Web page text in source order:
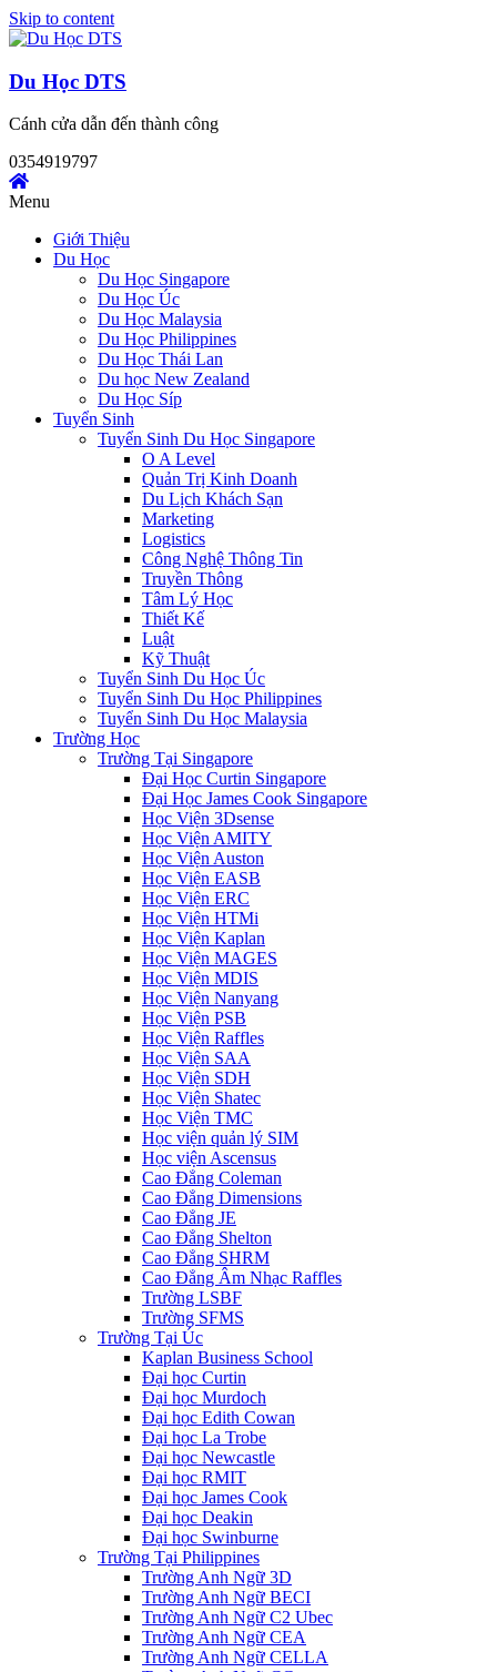
Skip to content
Du Học DTS
Cánh cửa dẫn đến thành công
0354919797
Menu
Giới Thiệu
Du Học
Du Học Singapore
Du Học Úc
Du Học Malaysia
Du Học Philippines
Du Học Thái Lan
Du học New Zealand
Du Học Síp
Tuyển Sinh
Tuyển Sinh Du Học Singapore
O A Level
Quản Trị Kinh Doanh
Du Lịch Khách Sạn
Marketing
Logistics
Công Nghệ Thông Tin
Truyền Thông
Tâm Lý Học
Thiết Kế
Luật
Kỹ Thuật
Tuyển Sinh Du Học Úc
Tuyển Sinh Du Học Philippines
Tuyển Sinh Du Học Malaysia
Trường Học
Trường Tại Singapore
Đại Học Curtin Singapore
Đại Học James Cook Singapore
Học Viện 3Dsense
Học Viện AMITY
Học Viện Auston
Học Viện EASB
Học Viện ERC
Học Viện HTMi
Học Viện Kaplan
Học Viện MAGES
Học Viện MDIS
Học Viện Nanyang
Học Viện PSB
Học Viện Raffles
Học Viện SAA
Học Viện SDH
Học Viện Shatec
Học Viện TMC
Học viện quản lý SIM
Học viện Ascensus
Cao Đẳng Coleman
Cao Đẳng Dimensions
Cao Đẳng JE
Cao Đẳng Shelton
Cao Đẳng SHRM
Cao Đẳng Âm Nhạc Raffles
Trường LSBF
Trường SFMS
Trường Tại Úc
Kaplan Business School
Đại học Curtin
Đại học Murdoch
Đại học Edith Cowan
Đại học La Trobe
Đại học Newcastle
Đại học RMIT
Đại học James Cook
Đại học Deakin
Đại học Swinburne
Trường Tại Philippines
Trường Anh Ngữ 3D
Trường Anh Ngữ BECI
Trường Anh Ngữ C2 Ubec
Trường Anh Ngữ CEA
Trường Anh Ngữ CELLA